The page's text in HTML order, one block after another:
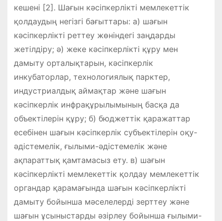
кешені [2]. Шағын кәсіпкерлікті мемлекеттік
қолдаудың негізгі бағыттары: а) шағын
кәсіпкерлікті реттеу жөніндегі заңдарды
жетілдіру; ә) жеке кәсіпкерлікті құру мен
дамыту орталықтарын, кәсіпкерлік
инкубаторлар, технологиялық парктер,
индустриалдық аймақтар және шағын
кәсіпкерлік инфрақұрылымының басқа да
объектілерін құру; б) бюджеттік қаражаттар
есебінен шағын кәсіпкерлік субъектілерін оқу-
әдістемелік, ғылыми-әдістемелік және
ақпараттық қамтамасыз ету. в) шағын
кәсіпкерлікті мемлекеттік қолдау мемлекеттік
органдар қарамағында шағын кәсіпкерлікті
дамыту бойынша мәселелерді зерттеу және
шағын ұсыныстарды әзірлеу бойынша ғылыми-